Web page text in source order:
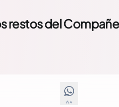
restos del
WA